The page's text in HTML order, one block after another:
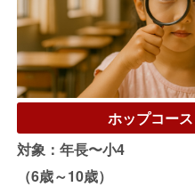
ホップコース
対象：年長〜小4
（6歳～10歳）